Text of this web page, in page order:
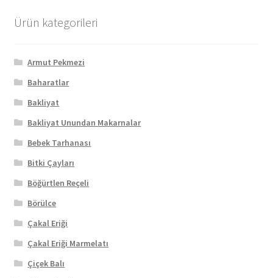
Ürün kategorileri
Armut Pekmezi
Baharatlar
Bakliyat
Bakliyat Unundan Makarnalar
Bebek Tarhanası
Bitki Çayları
Böğürtlen Reçeli
Börülce
Çakal Eriği
Çakal Eriği Marmelatı
Çiçek Balı